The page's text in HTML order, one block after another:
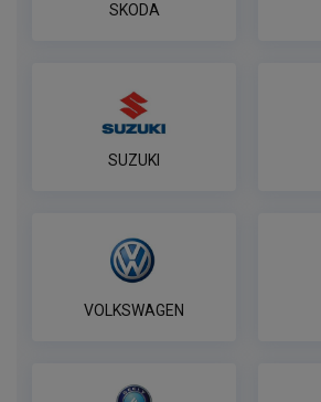
фаркопа Лидер-плюс,
ПОД ЗАКАЗ ОТ 14 ДНЕЙ
по запросу
SKODA
SUZUKI
VOLKSWAGEN